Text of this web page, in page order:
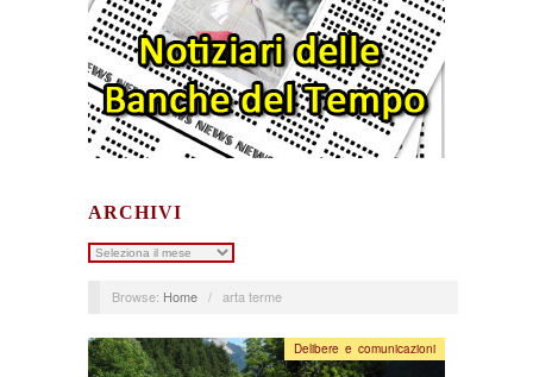
ARCHIVI
Archivi
Browse: Home / arta terme
Delibere e comunicazioni